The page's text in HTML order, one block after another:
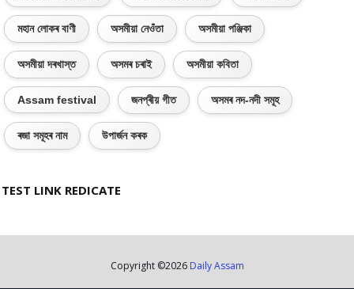
মহান লোকৰ বাণী অসমীয়া নেওঁতা অসমীয়া পঞ্জিকা
অসমীয়া দৰখাস্ত অসমৰ চৰাই অসমীয়া কবিতা
Assam festival জনপ্ৰীয় গীত অসমৰ নদ-নদী সমূহ
ৰজা সমূহৰ নাম উপাৰ্জন কৰক
TEST LINK REDICATE
Copyright ©2026 Daily Assam